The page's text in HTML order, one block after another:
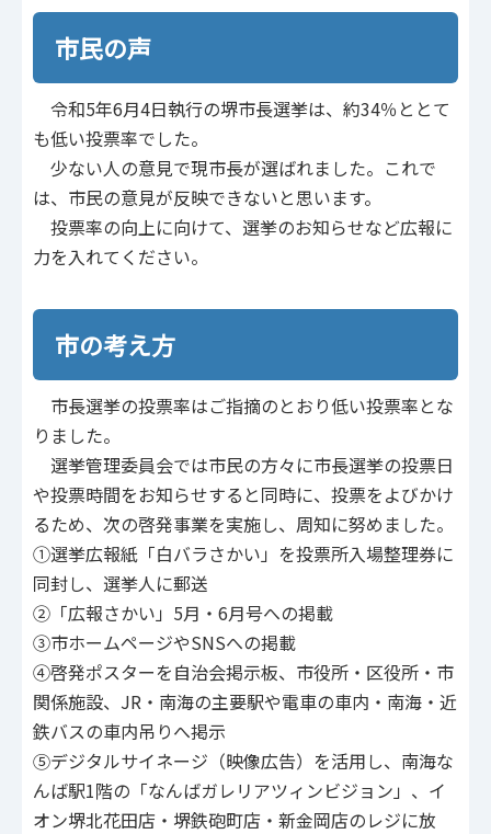
市民の声
令和5年6月4日執行の堺市長選挙は、約34％ととて
も低い投票率でした。
少ない人の意見で現市長が選ばれました。これで
は、市民の意見が反映できないと思います。
投票率の向上に向けて、選挙のお知らせなど広報に
力を入れてください。
市の考え方
市長選挙の投票率はご指摘のとおり低い投票率とな
りました。
選挙管理委員会では市民の方々に市長選挙の投票日
や投票時間をお知らせすると同時に、投票をよびかけ
るため、次の啓発事業を実施し、周知に努めました。
①選挙広報紙「白バラさかい」を投票所入場整理券に
同封し、選挙人に郵送
②「広報さかい」5月・6月号への掲載
③市ホームページやSNSへの掲載
④啓発ポスターを自治会掲示板、市役所・区役所・市
関係施設、JR・南海の主要駅や電車の車内・南海・近
鉄バスの車内吊りへ掲示
⑤デジタルサイネージ（映像広告）を活用し、南海な
んば駅1階の「なんばガレリアツィンビジョン」、イ
オン堺北花田店・堺鉄砲町店・新金岡店のレジに放